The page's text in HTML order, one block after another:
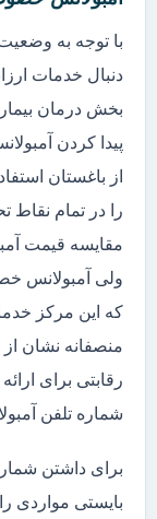
با توجه به
دنبال خدمات
بخش درمان
پیدا کردن
از باغستان
را در تمام نقاط
مقایسه قیمت
ولی آمبولانس
که این مرکز
منصفانه نشان
رقابتی برای
شماره تلفن
برای داشتن
بایستی مواردی